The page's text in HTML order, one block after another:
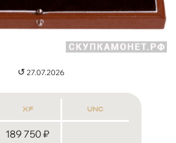
↺ 27.07.2026
xf unc
189 750₽